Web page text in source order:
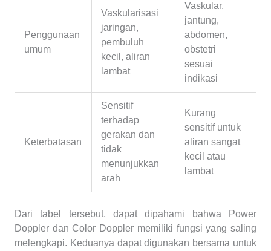
Penggunaan
umum
Vaskularisasi
jaringan,
pembuluh
kecil, aliran
lambat
Vaskular,
jantung,
abdomen,
obstetri
sesuai
indikasi
Keterbatasan
Sensitif
terhadap
gerakan dan
tidak
menunjukkan
arah
Kurang
sensitif untuk
aliran sangat
kecil atau
lambat
Dari tabel tersebut, dapat dipahami bahwa Power
Doppler dan Color Doppler memiliki fungsi yang saling
melengkapi. Keduanya dapat digunakan bersama untuk